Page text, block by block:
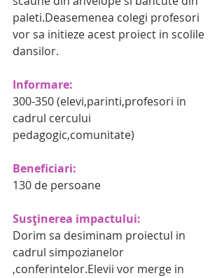
paleti.Deasemenea colegi profesori
vor sa initieze acest proiect in scolile
dansilor.
Informare:
300-350 (elevi,parinti,profesori in
cadrul cercului
pedagogic,comunitate)
Beneficiari:
130 de persoane
Susținerea impactului:
Dorim sa desiminam proiectul in
cadrul simpozianelor
,conferintelor.Elevii vor merge in